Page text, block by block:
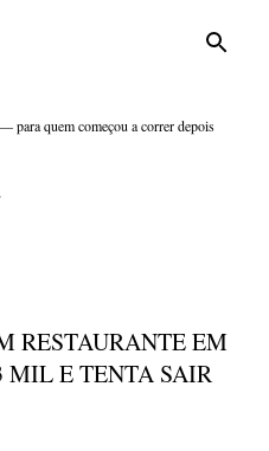
para quem começou a correr depois
RESTAURANTE EM
MIL E TENTA SAIR